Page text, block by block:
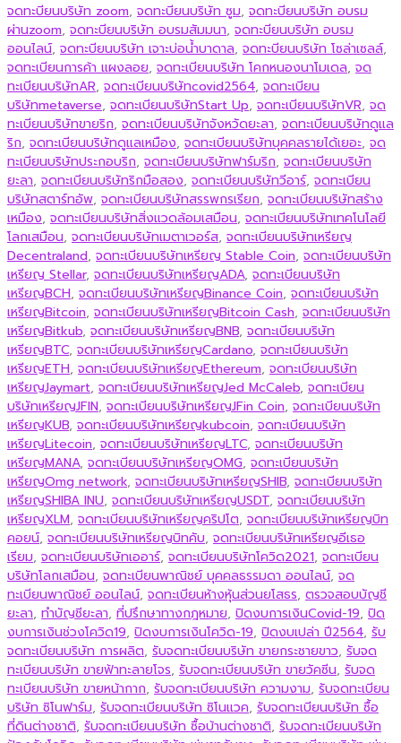
จดทะบียนบริษัท zoom, จดทะบียนบริษัท ซูม, จดทะบียนบริษัท อบรม
ผ่านzoom, จดทะบียนบริษัท อบรมสัมมนา, จดทะบียนบริษัท อบรม
ออนไลน์, จดทะบียนบริษัท เจาะบ่อน้ำบาดาล, จดทะบียนบริษัท โซล่าเซลล์,
จดทะเบียนการค้า แผงลอย, จดทะเบียนบริษัท โคกหนองนาโมเดล, จด
ทะเบียนบริษัทAR, จดทะเบียนบริษัทcovid2564, จดทะเบียน
บริษัทmetaverse, จดทะเบียนบริษัทStart Up, จดทะเบียนบริษัทVR, จด
ทะเบียนบริษัทขายริก, จดทะเบียนบริษัทจังหวัดยะลา, จดทะเบียนบริษัทดูแล
ริก, จดทะเบียนบริษัทดูแลเหมือง, จดทะเบียนบริษัทบุคคลรายได้เยอะ, จด
ทะเบียนบริษัทประกอบริก, จดทะเบียนบริษัทฟาร์มริก, จดทะเบียนบริษัท
ยะลา, จดทะเบียนบริษัทริกมือสอง, จดทะเบียนบริษัทวีอาร์, จดทะเบียน
บริษัทสตาร์ทอัพ, จดทะเบียนบริษัทสรรพกรเรียก, จดทะเบียนบริษัทสร้าง
เหมือง, จดทะเบียนบริษัทสิ่งแวดล้อมเสมือน, จดทะเบียนบริษัทเทคโนโลยี
โลกเสมือน, จดทะเบียนบริษัทเมตาเวอร์ส, จดทะเบียนบริษัทเหรียญ
Decentraland, จดทะเบียนบริษัทเหรียญ Stable Coin, จดทะเบียนบริษัท
เหรียญ Stellar, จดทะเบียนบริษัทเหรียญADA, จดทะเบียนบริษัท
เหรียญBCH, จดทะเบียนบริษัทเหรียญBinance Coin, จดทะเบียนบริษัท
เหรียญBitcoin, จดทะเบียนบริษัทเหรียญBitcoin Cash, จดทะเบียนบริษัท
เหรียญBitkub, จดทะเบียนบริษัทเหรียญBNB, จดทะเบียนบริษัท
เหรียญBTC, จดทะเบียนบริษัทเหรียญCardano, จดทะเบียนบริษัท
เหรียญETH, จดทะเบียนบริษัทเหรียญEthereum, จดทะเบียนบริษัท
เหรียญJaymart, จดทะเบียนบริษัทเหรียญJed McCaleb, จดทะเบียน
บริษัทเหรียญJFIN, จดทะเบียนบริษัทเหรียญJFin Coin, จดทะเบียนบริษัท
เหรียญKUB, จดทะเบียนบริษัทเหรียญkubcoin, จดทะเบียนบริษัท
เหรียญLitecoin, จดทะเบียนบริษัทเหรียญLTC, จดทะเบียนบริษัท
เหรียญMANA, จดทะเบียนบริษัทเหรียญOMG, จดทะเบียนบริษัท
เหรียญOmg network, จดทะเบียนบริษัทเหรียญSHIB, จดทะเบียนบริษัท
เหรียญSHIBA INU, จดทะเบียนบริษัทเหรียญUSDT, จดทะเบียนบริษัท
เหรียญXLM, จดทะเบียนบริษัทเหรียญคริปโต, จดทะเบียนบริษัทเหรียญบิท
คอยน์, จดทะเบียนบริษัทเหรียญบิทคับ, จดทะเบียนบริษัทเหรียญอีเธอ
เรียม, จดทะเบียนบริษัทเออาร์, จดทะเบียนบริษัทโควิด2021, จดทะเบียน
บริษัทโลกเสมือน, จดทะเบียนพาณิชย์ บุคคลธรรมดา ออนไลน์, จด
ทะเบียนพาณิชย์ ออนไลน์, จดทะเบียนห้างหุ้นส่วนยโสธร, ตรวจสอบบัญชี
ยะลา, ทำบัญชียะลา, ที่ปรึกษาทางกฎหมาย, ปิดงบการเงินCovid-19, ปิด
งบการเงินช่วงโควิด19, ปิดงบการเงินโควิด-19, ปิดงบเปล่า ปี2564, รับ
จดทะเบียนบริษัท การผลิต, รับจดทะเบียนบริษัท ขายกระชายขาว, รับจด
ทะเบียนบริษัท ขายฟ้าทะลายโจร, รับจดทะเบียนบริษัท ขายวัคซีน, รับจด
ทะเบียนบริษัท ขายหน้ากาก, รับจดทะเบียนบริษัท ความงาม, รับจดทะเบียน
บริษัท ซิโนฟาร์ม, รับจดทะเบียนบริษัท ซิโนแวค, รับจดทะเบียนบริษัท ซื้อ
ที่ดินต่างชาติ, รับจดทะเบียนบริษัท ซื้อบ้านต่างชาติ, รับจดทะเบียนบริษัท